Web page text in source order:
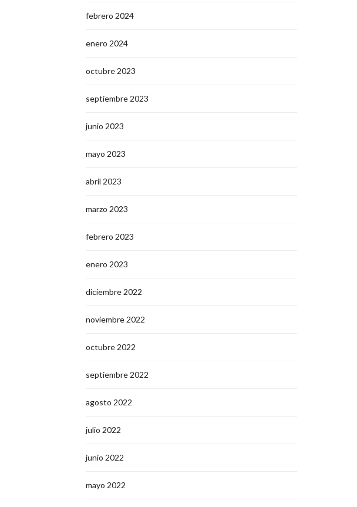
febrero 2024
enero 2024
octubre 2023
septiembre 2023
junio 2023
mayo 2023
abril 2023
marzo 2023
febrero 2023
enero 2023
diciembre 2022
noviembre 2022
octubre 2022
septiembre 2022
agosto 2022
julio 2022
junio 2022
mayo 2022